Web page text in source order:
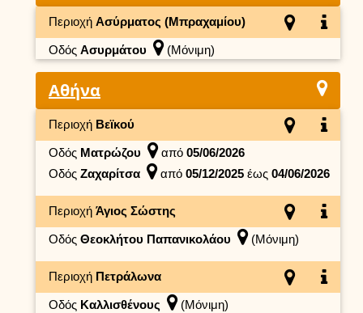
Περιοχή Ασύρματος (Μπραχαμίου)
Οδός Ασυρμάτου (Μόνιμη)
Αθήνα
Περιοχή Βεϊκού
Οδός Ματρώζου από 05/06/2026
Οδός Ζαχαρίτσα από 05/12/2025 έως 04/06/2026
Περιοχή Άγιος Σώστης
Οδός Θεοκλήτου Παπανικολάου (Μόνιμη)
Περιοχή Πετράλωνα
Οδός Καλλισθένους (Μόνιμη)